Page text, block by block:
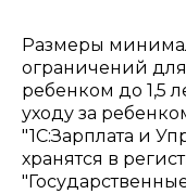
Размеры
ограничений
ребенком до 1,5
уходу за
"1С:Зарплата и
хранятся в